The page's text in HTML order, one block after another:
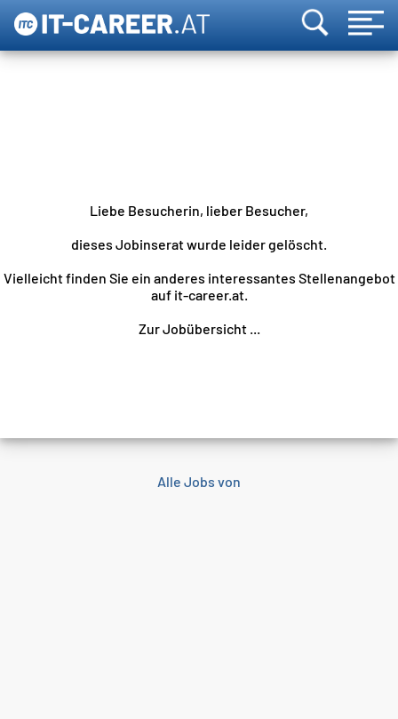
Liebe Besucherin, lieber Besucher,
dieses Jobinserat wurde leider gelöscht.
Vielleicht finden Sie ein anderes interessantes Stellenangebot
auf it-career.at.
Zur Jobübersicht ...
Alle Jobs von